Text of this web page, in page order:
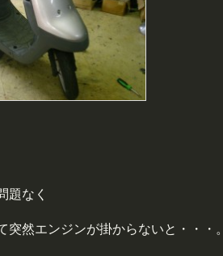
題なく
然エンジンが掛からないと・・・。